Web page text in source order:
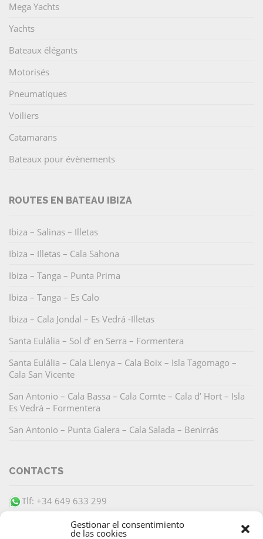
Gestionar el consentimiento
de las cookies
Mega Yachts
Yachts
Bateaux élégants
Motorisés
Pneumatiques
Voiliers
Catamarans
Bateaux pour évènements
ROUTES EN BATEAU IBIZA
Ibiza – Salinas – Illetas
Ibiza – Illetas – Cala Sahona
Ibiza – Tanga – Punta Prima
Ibiza – Tanga – Es Calo
Ibiza – Cala Jondal – Es Vedrá -Illetas
Santa Eulália – Sol d’ en Serra – Formentera
Santa Eulália – Cala Llenya – Cala Boix – Isla Tagomago –
Cala San Vicente
San Antonio – Cala Bassa – Cala Comte – Cala d’ Hort – Isla
Es Vedrá – Formentera
San Antonio – Punta Galera – Cala Salada – Benirrás
CONTACTS
Tlf: +34 649 633 299